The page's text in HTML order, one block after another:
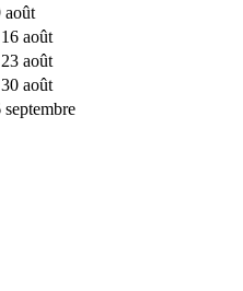
août
16 août
23 août
30 août
septembre